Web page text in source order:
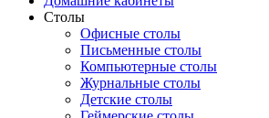
Столы
Офисные столы
Письменные столы
Компьютерные столы
Журнальные столы
Детские столы